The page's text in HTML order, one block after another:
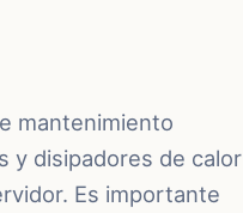
mantenimiento
y disipadores de calor
Es importante